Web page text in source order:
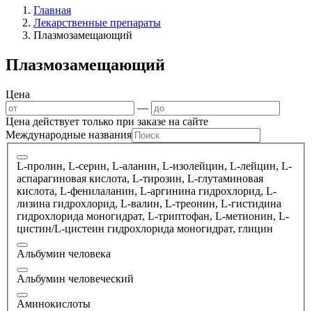
Главная
Лекарственные препараты
Плазмозамещающий
Плазмозамещающий
Цена
—
Цена действует только при заказе на сайте
Международные названия
L-пролин, L-серин, L-аланин, L-изолейцин, L-лейцин, L-
аспарагиновая кислота, L-тирозин, L-глутаминовая
кислота, L-фенилаланин, L-аргинина гидрохлорид, L-
лизина гидрохлорид, L-валин, L-треонин, L-гистидина
гидрохлорида моногидрат, L-триптофан, L-метионин, L-
цистин/L-цистеин гидрохлорида моногидрат, глицин
Альбумин человека
Альбумин человеческий
Аминокислоты